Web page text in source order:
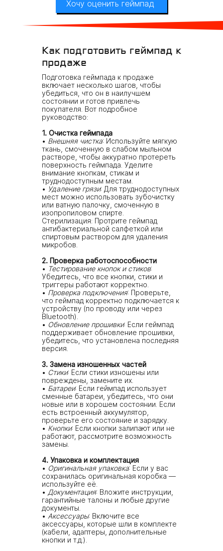
Хочу оценить геймпад
Как подготовить геймпад к
продаже
Подготовка геймпада к продаже
включает несколько шагов, чтобы
убедиться, что он в наилучшем
состоянии и готов привлечь
покупателя. Вот подробное
руководство:
1. Очистка геймпада
Внешняя чистка: Используйте мягкую
ткань, смоченную в слабом мыльном
растворе, чтобы аккуратно протереть
поверхность геймпада. Уделите
внимание кнопкам, стикам и
труднодоступным местам.
Удаление грязи: Для труднодоступных
мест можно использовать зубочистку
или ватную палочку, смоченную в
изопропиловом спирте.
Стерилизация: Протрите геймпад
антибактериальной салфеткой или
спиртовым раствором для удаления
микробов.
2. Проверка работоспособности
Тестирование кнопок и стиков:
Убедитесь, что все кнопки, стики и
триггеры работают корректно.
Проверка подключения: Проверьте,
что геймпад корректно подключается к
устройству (по проводу или через
Bluetooth).
Обновление прошивки: Если геймпад
поддерживает обновление прошивки,
убедитесь, что установлена последняя
версия.
3. Замена изношенных частей
Стики: Если стики изношены или
повреждены, замените их.
Батареи: Если геймпад использует
сменные батареи, убедитесь, что они
новые или в хорошем состоянии. Если
есть встроенный аккумулятор,
проверьте его состояние и зарядку.
Кнопки: Если кнопки залипают или не
работают, рассмотрите возможность
замены.
4. Упаковка и комплектация
Оригинальная упаковка: Если у вас
сохранилась оригинальная коробка —
используйте её.
Документация: Вложите инструкции,
гарантийные талоны и любые другие
документы.
Аксессуары: Включите все
аксессуары, которые шли в комплекте
(кабели, адаптеры, дополнительные
кнопки и т.д.).